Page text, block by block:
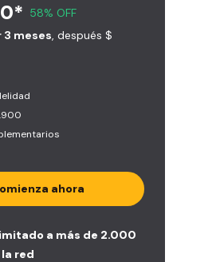
58% OFF
3 meses , después $
ahora
a más de 2.000
red